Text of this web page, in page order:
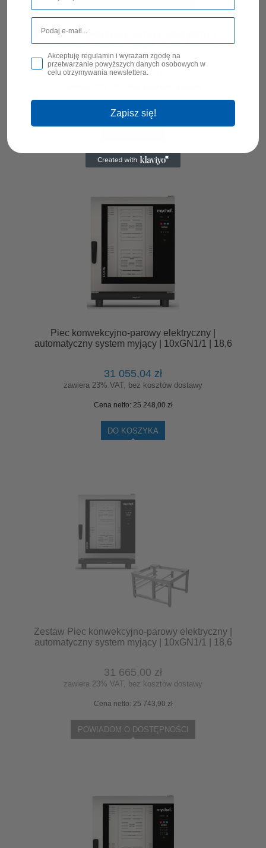
Piec konwekcyjno-parowy elektryczny |
automatyczny system myjący | 6xGN1/1 | 9,3 kW
| 400 V | Mychef COOK MASTER 061E Lewe
Drzwi
23 261,76 zł
Piec konwekcyjno-parowy elektryczny |
automatyczny system myjący | 10xGN1/1 | 18,6
31 055,04 zł
zawiera 23% VAT, bez kosztów dostawy
Cena netto: 25 248,00 zł
DO KOSZYKA
Zestaw Piec konwekcyjno-parowy elektryczny |
automatyczny system myjący | 10xGN1/1 | 18,6
31 665,00 zł
zawiera 23% VAT, bez kosztów dostawy
Cena netto: 25 743,90 zł
POWIADOM O DOSTĘPNOŚCI
Akceptuję regulamin i wyrażam zgodę na
przetwarzanie powyższych danych osobowych w
celu otrzymywania newslettera.
Zapisz się!